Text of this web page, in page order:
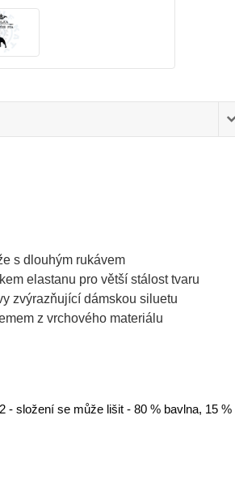
s dlouhým rukávem
elastanu pro větší stálost tvaru
zvýrazňující dámskou siluetu
z vrchového materiálu
- složení se může lišit - 80 % bavlna, 15